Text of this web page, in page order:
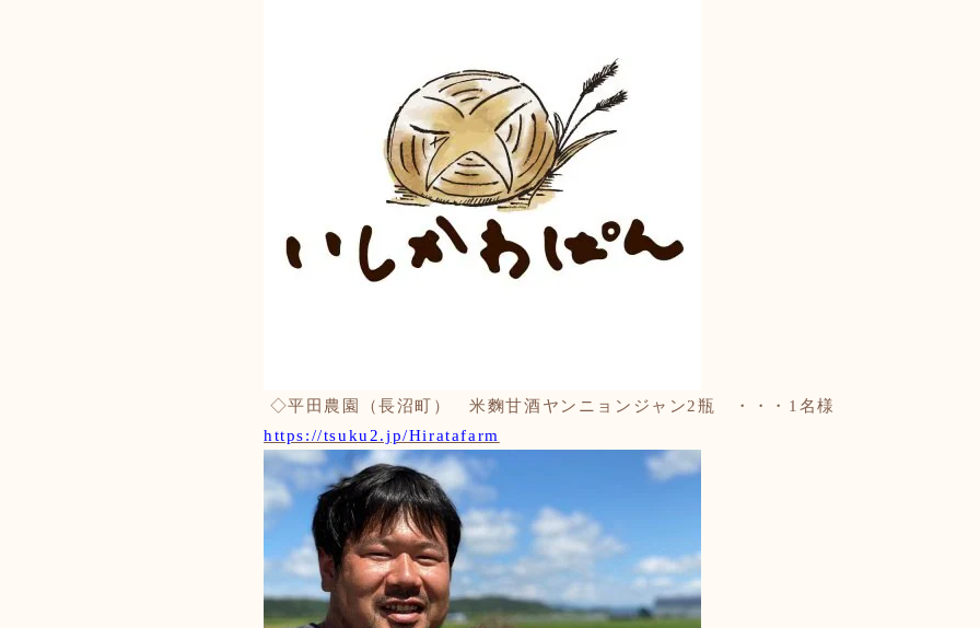
◇平田農園（長沼町）米麴甘酒ヤンニョンジャン2瓶 ・・・1名様
https://tsuku2.jp/Hiratafarm